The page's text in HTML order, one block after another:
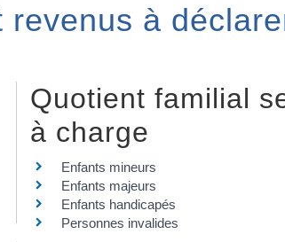
à
Quotient familial
à charge
Enfants mineurs
Enfants majeurs
Enfants handicapés
Personnes invalides